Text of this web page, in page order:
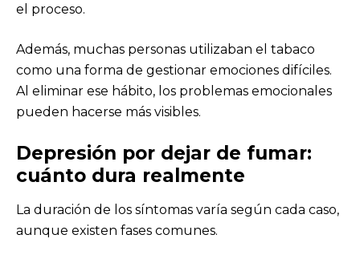
el proceso.
Además, muchas personas utilizaban el tabaco
como una forma de gestionar emociones difíciles.
Al eliminar ese hábito, los problemas emocionales
pueden hacerse más visibles.
Depresión por dejar de fumar:
cuánto dura realmente
La duración de los síntomas varía según cada caso,
aunque existen fases comunes.